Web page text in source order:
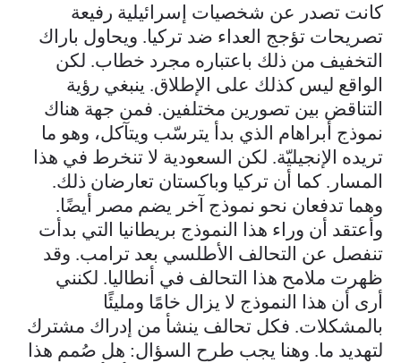
كانت تصدر عن شخصيات إسرائيلية رفيعة
تصريحات تؤجج العداء ضد تركيا. ويحاول باراك
التخفيف من ذلك باعتباره مجرد خطاب. لكن
الواقع ليس كذلك على الإطلاق. ينبغي رؤية
التناقض بين تصورين مختلفين. فمن جهة هناك
نموذج أبراهام الذي بدأ يترسّب ويتآكل، وهو ما
تريده الإنجيليّة. لكن السعودية لا تنخرط في هذا
المسار. كما أن تركيا وباكستان تعارضان ذلك.
وهما تدفعان نحو نموذج آخر يضم مصر أيضًا.
وأعتقد أن وراء هذا النموذج بريطانيا التي بدأت
تنفصل عن التحالف الأطلسي بعد ترامب. وقد
ظهرت ملامح هذا التحالف في أنطاليا. لكنني
أرى أن هذا النموذج لا يزال خامًا ومليئًا
بالمشكلات. فكل تحالف ينشأ من إدراك مشترك
لتهديد ما. وهنا يجب طرح السؤال: هل صُمم هذا